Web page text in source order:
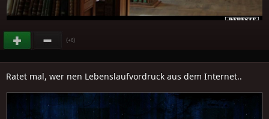
(+6)
Ratet mal, wer nen Lebenslaufvordruck aus dem Internet..